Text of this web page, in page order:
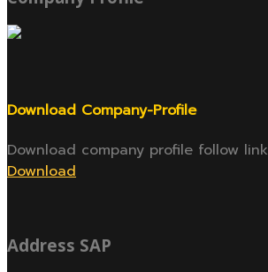
Download Company-Profile
Download company profile follow link
Download
Address SAP